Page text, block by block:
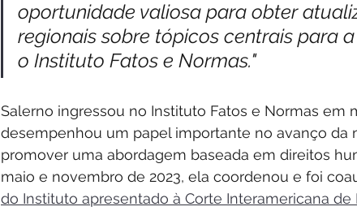
oportunidade valiosa para obter
regionais sobre tópicos centrais para
o Instituto Fatos e Normas."
Salerno ingressou no Instituto Fatos e Normas em
desempenhou um papel importante no avanço da
promover uma abordagem baseada em direitos
maio e novembro de 2023, ela coordenou e foi
do Instituto apresentado à Corte Interamericana